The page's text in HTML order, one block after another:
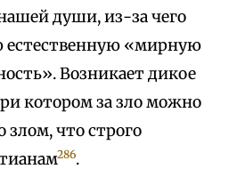
души, из-за чего
естественную «мирную
Возникает дикое
котором за зло можно
злом, что строго
286.